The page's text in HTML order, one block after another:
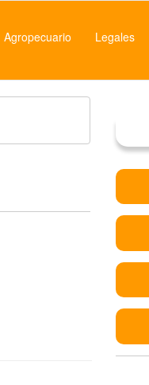
Agropecuario Legales